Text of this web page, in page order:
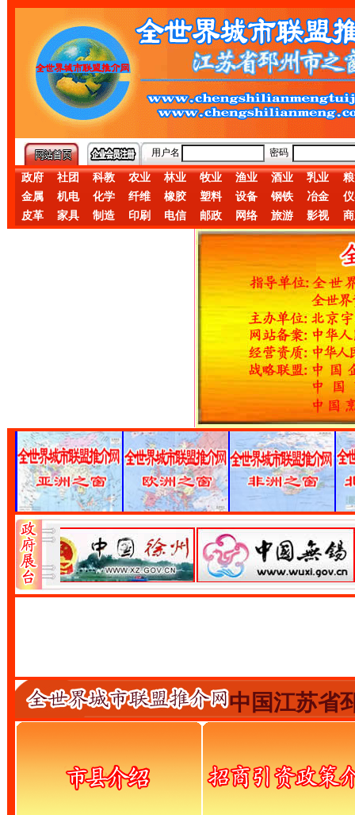
用户名 密码
政府 社团 科教 农业 林业 牧业 渔业 酒业 乳业
金属
机电 化学 纤维 橡胶 塑料 设备 钢铁 冶金
皮革
家具 制造 印刷 电信 邮政 网络 旅游 影视
中国江苏省